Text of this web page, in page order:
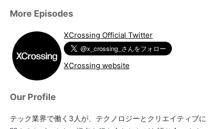
More Episodes
XCrossing Official Twitter
XCrossing website
Our Profile
テック業界で働く3人が、テクノロジーとクリエイティブに